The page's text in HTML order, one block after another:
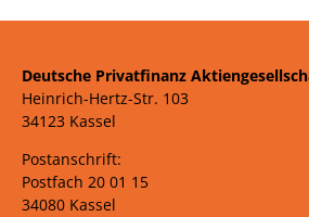
Deutsche Privatfinanz
Heinrich-Hertz-Str. 103
34123 Kassel
Postanschrift:
Postfach 20 01 15
34080 Kassel